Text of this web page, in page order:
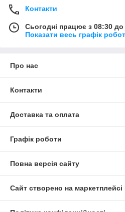
Контакти
Сьогодні працює з 08:30 до
Показати весь графік
Про нас
Контакти
Доставка та оплата
Графік роботи
Повна версія сайту
Сайт створено на маркетплейсі